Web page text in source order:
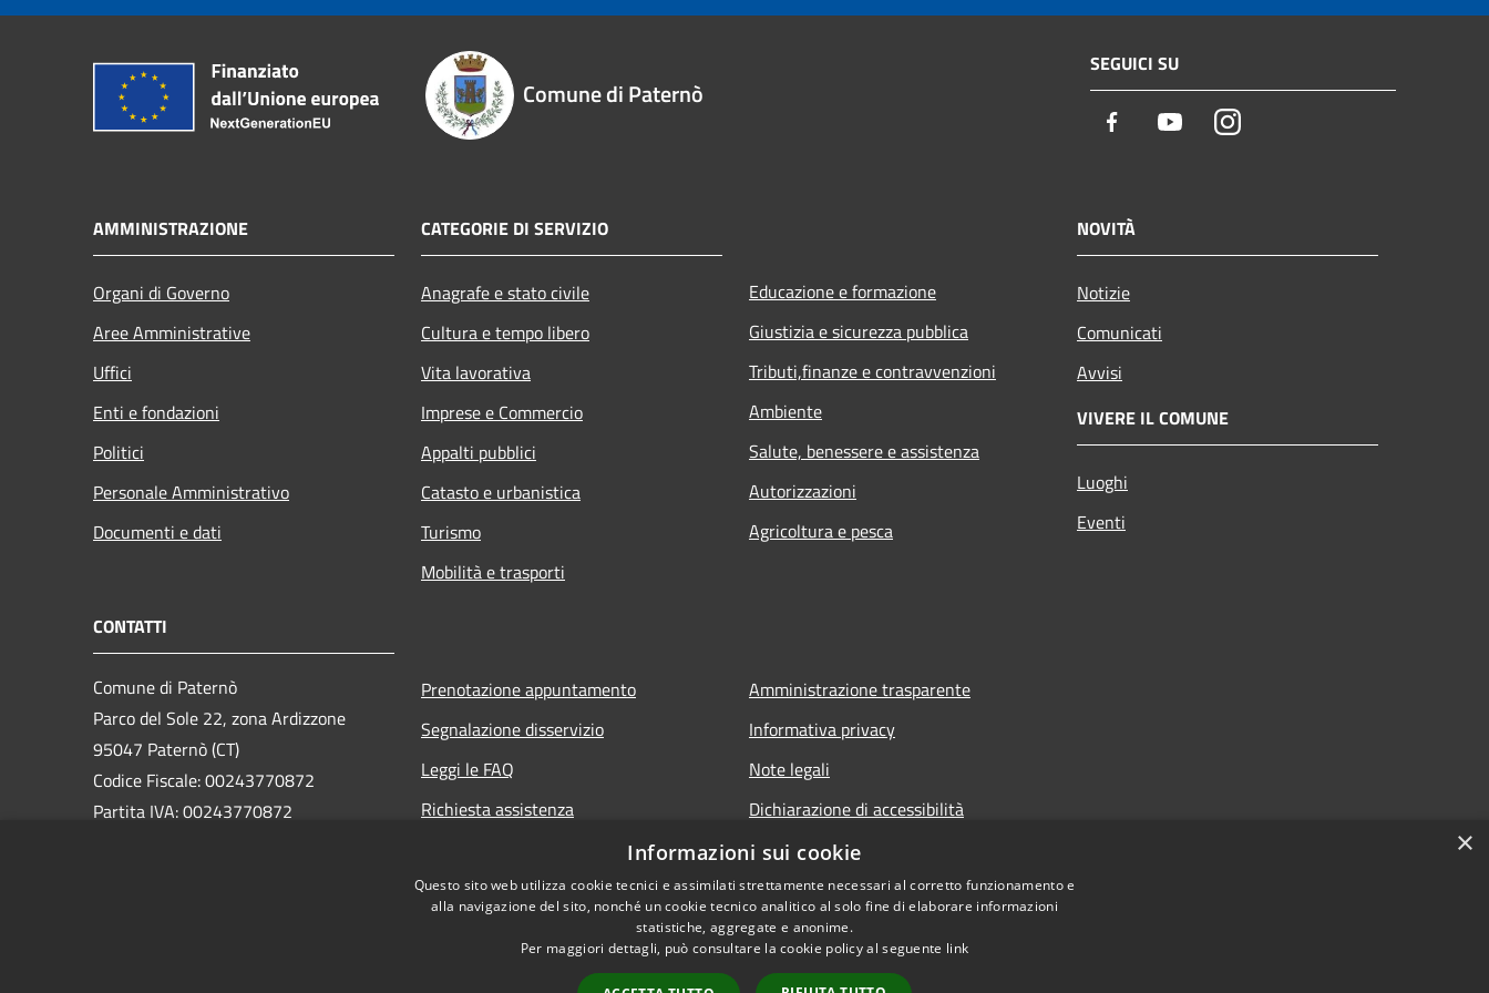
Comune di Paternò
SEGUICI SU
Facebook YoutubeInstagram
AMMINISTRAZIONE
Organi di Governo
Aree Amministrative
Uffici
Enti e fondazioni
Politici
Personale Amministrativo
Documenti e dati
CATEGORIE DI SERVIZIO
Anagrafe e stato civile
Cultura e tempo libero
Vita lavorativa
Imprese e Commercio
Appalti pubblici
Catasto e urbanistica
Turismo
Mobilità e trasporti
Educazione e formazione
Giustizia e sicurezza pubblica
Tributi,finanze e contravvenzioni
Ambiente
Salute, benessere e assistenza
Autorizzazioni
Agricoltura e pesca
NOVITÀ
Notizie
Comunicati
Avvisi
VIVERE IL COMUNE
Luoghi
Eventi
CONTATTI
Comune di Paternò
Parco del Sole 22, zona Ardizzone
95047 Paternò (CT)
Codice Fiscale: 00243770872
Partita IVA: 00243770872
Prenotazione appuntamento
Segnalazione disservizio
Leggi le FAQ
Richiesta assistenza
Amministrazione trasparente
Informativa privacy
Note legali
Dichiarazione di accessibilità
×
Informazioni sui cookie
Questo sito web utilizza cookie tecnici e assimilati strettamente necessari al corretto funzionamento e
alla navigazione del sito, nonché un cookie tecnico analitico al solo fine di elaborare informazioni
statistiche, aggregate e anonime.
Per maggiori dettagli, può consultare la cookie policy al seguente link